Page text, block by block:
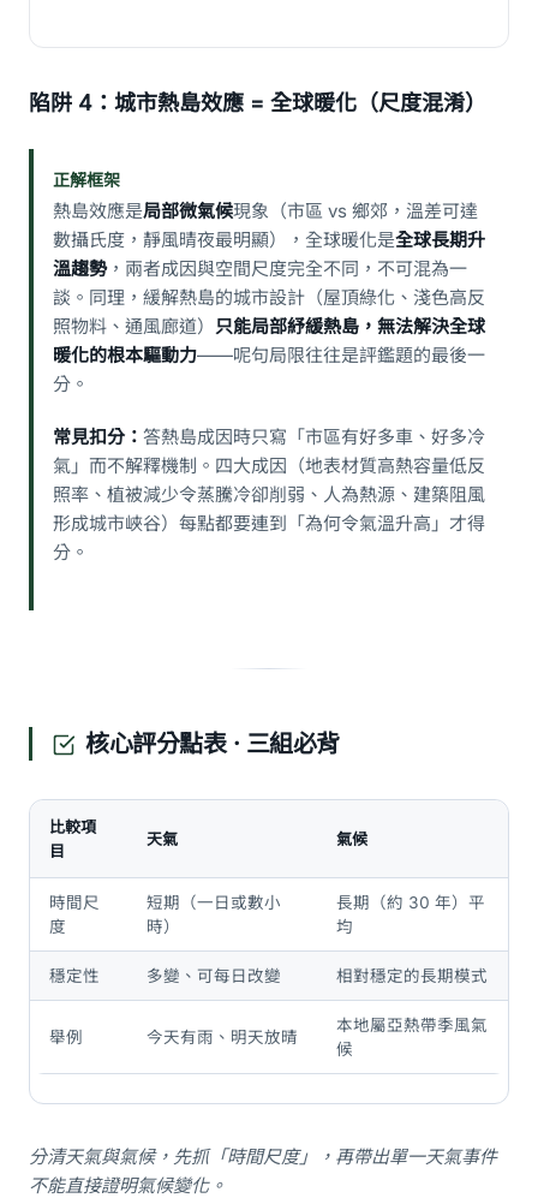
陷阱 4：城市熱島效應 = 全球暖化（尺度混淆）
正解框架
熱島效應是局部微氣候現象（市區 vs 鄉郊，溫差可達
數攝氏度，靜風晴夜最明顯），全球暖化是全球長期升
溫趨勢，兩者成因與空間尺度完全不同，不可混為一
談。同理，緩解熱島的城市設計（屋頂綠化、淺色高反
照物料、通風廊道）
只能局部紓緩熱島，無法解決全球
暖化的根本驅動力——呢句局限往往是評鑑題的最後一
分。
常見扣分： 答熱島成因時只寫「市區有好多車、好多冷
氣」而不解釋機制。四大成因（地表材質高熱容量低反
照率、植被減少令蒸騰冷卻削弱、人為熱源、建築阻風
形成城市峽谷）每點都要連到「為何令氣溫升高」才得
分。
核心評分點表 · 三組必背
比較項
目
天氣 氣候
時間尺
度
短期（一日或數小
時）
長期（約 30 年）平
均
穩定性 多變、可每日改變 相對穩定的長期模式
舉例 今天有雨、明天放晴
本地屬亞熱帶季風氣
候
分清天氣與氣候，先抓「時間尺度」，再帶出單一天氣事件
不能直接證明氣候變化。